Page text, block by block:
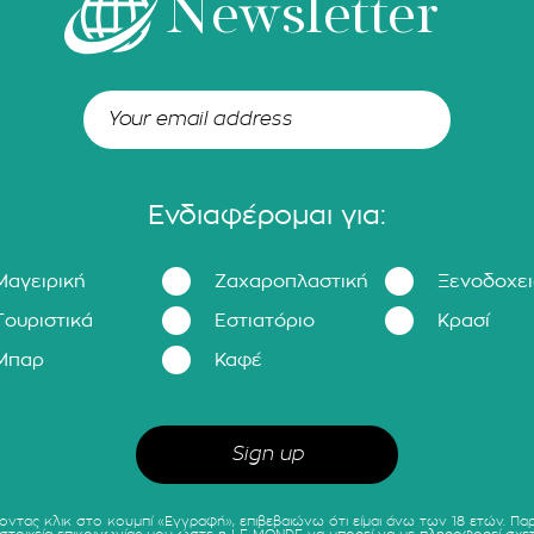
Newsletter
Ενδιαφέρομαι για:
Ζαχαροπλαστική
Εστιατόριο Κρασί
Καφέ
κλικ στο κουμπί «Εγγραφή», επιβεβαιώνω ότι είμαι άνω των 18 ετών.